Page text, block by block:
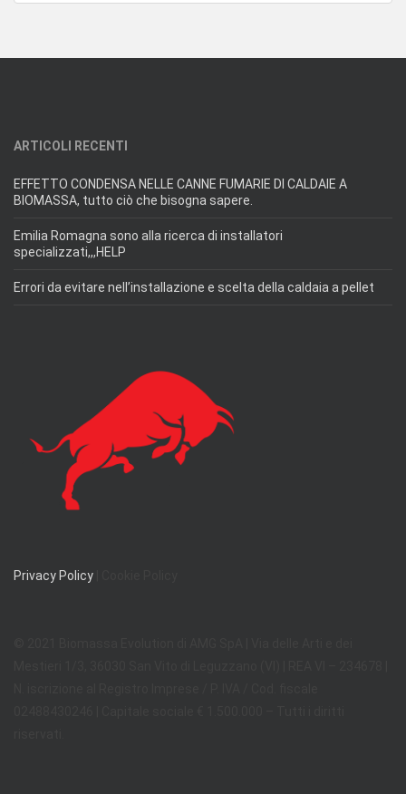
ARTICOLI RECENTI
EFFETTO CONDENSA NELLE CANNE FUMARIE DI CALDAIE A
BIOMASSA, tutto ciò che bisogna sapere.
Emilia Romagna sono alla ricerca di installatori
specializzati,,,HELP
Errori da evitare nell’installazione e scelta della caldaia a pellet
Privacy Policy